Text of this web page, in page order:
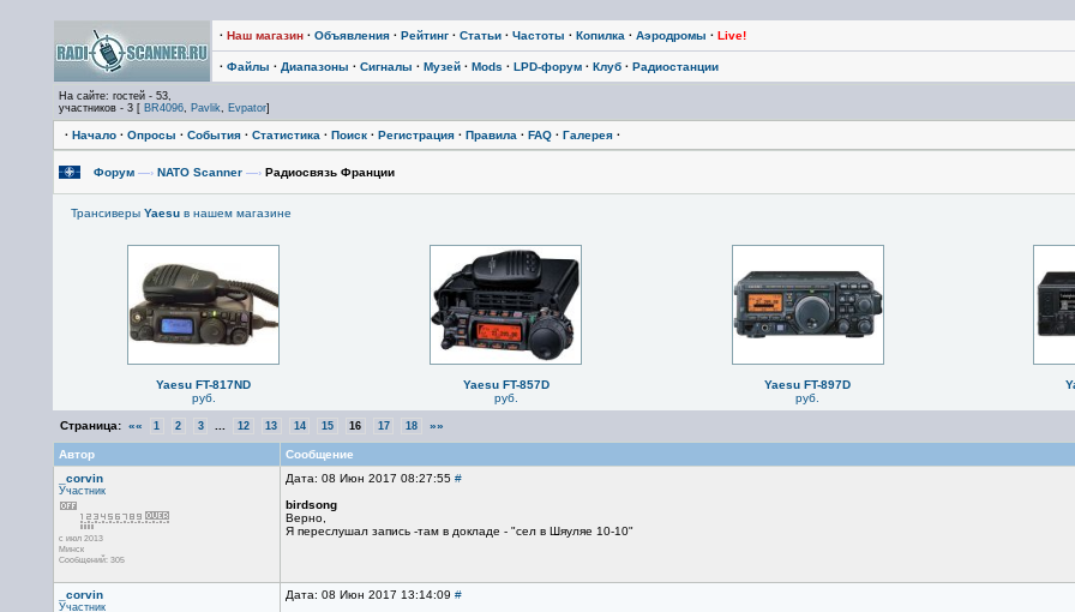
· Наш магазин· Объявления· Рейтинг· Статьи· Частоты · Копилка · Аэродромы · Live!
· Файлы · Диапазоны · Сигналы · Музей· Mods · LPD-форум· Клуб· Радиостанции
На сайте: гостей - 53,
участников - 3 [ BR4096, Pavlik, Evpator]
· Начало· Опросы · События· Статистика · Поиск· Регистрация· Правила · FAQ· Галерея·
Форум —› NATO Scanner —›Радиосвязь Франции
Трансиверы Yaesuв нашем магазине
Yaesu FT-817ND
руб.
Yaesu FT-857D
руб.
Yaesu FT-897D
руб.
Страница: «« 1 2 3 12 13 14 15 16 17 18 »»
Автор
Сообщение
_corvin
Участник
с июл 2013
Минск
Сообщений: 305
Дата: 08 Июн 2017 08:27:55 #
birdsong
Верно,
Я переслушал запись -там в докладе - "сел в Шяуляе 10-10"
_corvin
Участник
Дата: 08 Июн 2017 13:14:09 #